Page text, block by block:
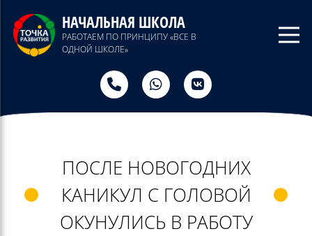
НАЧАЛЬНАЯ ШКОЛА
РАБОТАЕМ ПО ПРИНЦИПУ «ВСЕ В
ОДНОЙ ШКОЛЕ»
ПОСЛЕ НОВОГОДНИХ
КАНИКУЛ С ГОЛОВОЙ
ОКУНУЛИСЬ В РАБОТУ